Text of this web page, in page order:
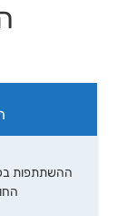
ההשתתפות